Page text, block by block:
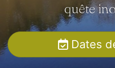
quête
Dates